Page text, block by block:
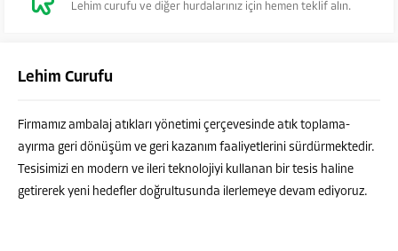
Lehim curufu ve diğer hurdalarınız için hemen teklif alın.
Lehim Curufu
Firmamız ambalaj atıkları yönetimi çerçevesinde atık toplama-
ayırma geri dönüşüm ve geri kazanım faaliyetlerini sürdürmektedir.
Tesisimizi en modern ve ileri teknolojiyi kullanan bir tesis haline
getirerek yeni hedefler doğrultusunda ilerlemeye devam ediyoruz.